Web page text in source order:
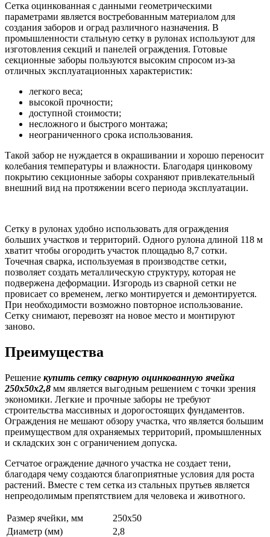
Сетка оцинкованная с данными геометрическими
параметрами является востребованным материалом для
создания заборов и оград различного назначения. В
промышленности стальную сетку в рулонах используют для
изготовления секций и панелей ограждения. Готовые
секционные заборы пользуются высоким спросом из-за
отличных эксплуатационных характеристик:
легкого веса;
высокой прочности;
доступной стоимости;
несложного и быстрого монтажа;
неограниченного срока использования.
Такой забор не нуждается в окрашивании и хорошо переносит
колебания температуры и влажности. Благодаря цинковому
покрытию секционные заборы сохраняют привлекательный
внешний вид на протяжении всего периода эксплуатации.
Сетку в рулонах удобно использовать для ограждения
больших участков и территорий. Одного рулона длиной 118 м
хватит чтобы огородить участок площадью 8,7 сотки.
Точечная сварка, используемая в производстве сетки,
позволяет создать металлическую структуру, которая не
подвержена деформации. Изгородь из сварной сетки не
провисает со временем, легко монтируется и демонтируется.
При необходимости возможно повторное использование.
Сетку снимают, перевозят на новое место и монтируют
заново.
Преимущества
Решение купить сетку сварную оцинкованную ячейка
250х50х2,8 мм является выгодным решением с точки зрения
экономики. Легкие и прочные заборы не требуют
строительства массивных и дорогостоящих фундаментов.
Ограждения не мешают обзору участка, что является большим
преимуществом для охраняемых территорий, промышленных
и складских зон с ограничением допуска.
Сетчатое ограждение дачного участка не создает тени,
благодаря чему создаются благоприятные условия для роста
растений. Вместе с тем сетка из стальных прутьев является
непреодолимым препятствием для человека и животного.
Размер ячейки, мм
250х50
Диаметр (мм)
2,8